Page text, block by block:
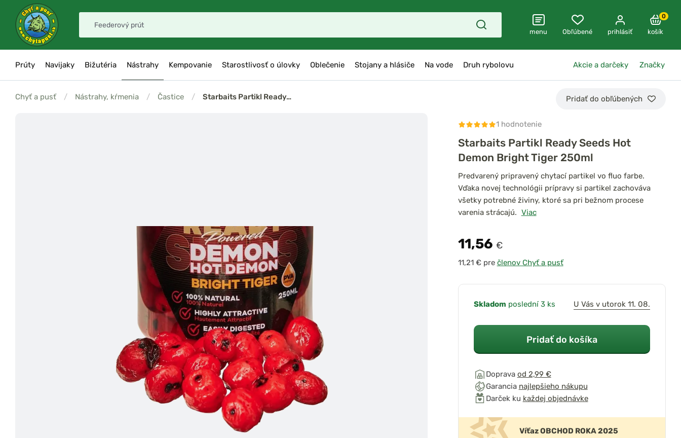
menu Obľúbené prihlásiť
0
košík
Prúty Navijaky Bižutéria Nástrahy Kempovanie Starostlivosť o úlovky Oblečenie Stojany a hlásiče Na vode Druh rybolovu Akcie a darčeky Značky
Chyť a pusť / Nástrahy, kŕmenia / Častice / Starbaits Partikl Ready… Pridať do obľúbených
1 hodnotenie
Starbaits Partikl Ready Seeds Hot
Demon Bright Tiger 250ml
Predvarený pripravený chytací partikel vo fluo farbe.
Vďaka novej technológii prípravy si partikel zachováva
všetky potrebné živiny, ktoré sa pri bežnom procese
varenia strácajú. Viac
11,56 €
pre členov Chyť a pusť
Skladom poslední 3 ks U Vás v utorok 11. 08.
Pridať do košíka
Doprava od 2,99 €
Garancia najlepšieho nákupu
Darček ku každej objednávke
Víťaz OBCHOD ROKA 2025